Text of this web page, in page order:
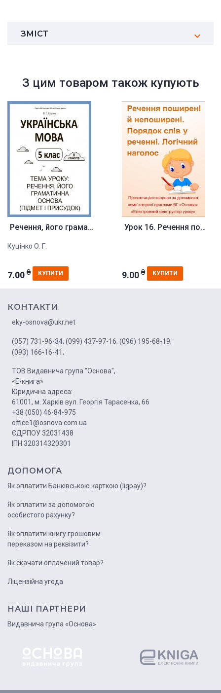
ЗМІСТ
З цим товаром також купують
Речення, його граматична основ...
Куцінко О. Г.
7.00 ₴ КУПИТИ
Урок 16. Речення поширені й не...
9.00 ₴ КУПИТИ
КОНТАКТИ
eky-osnova@ukr.net
(057) 731-96-34; (099) 437-97-16; (096) 195-68-19;
(093) 166-16-41;
ТОВ Видавнича група "Основа",
«Е-книга»
Юридична адреса:
61001, м. Харків вул. Георгія Тарасенка, 66
+38 (050) 46-84-975
office1@osnova.com.ua
ЄДРПОУ 32031438
ІПН 320314320301
ДОПОМОГА
Як оплатити Банківською карткою (liqpay)?
Як оплатити за допомогою
особистого рахунку?
Як оплатити книгу грошовим
переказом на реквізити?
Як скачати оплачений товар?
Ліцензійна угода
НАШІ ПАРТНЕРИ
Видавнича група «Основа»